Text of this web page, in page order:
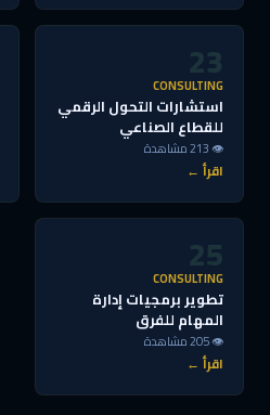
23
CONSULTING
استشارات التحول الرقمي
للقطاع الصناعي
👁 213 مشاهدة
اقرأ ←
25
CONSULTING
تطوير برمجيات إدارة
المهام للفرق
👁 205 مشاهدة
اقرأ ←